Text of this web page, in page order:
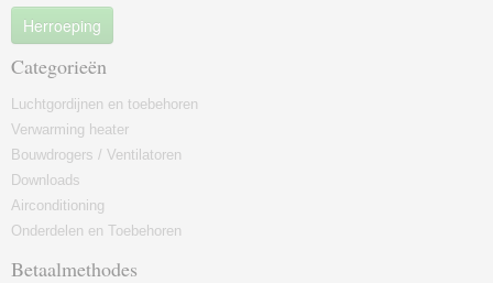
Herroeping
Categorieën
Luchtgordijnen en toebehoren
Verwarming heater
Bouwdrogers / Ventilatoren
Downloads
Airconditioning
Onderdelen en Toebehoren
Betaalmethodes